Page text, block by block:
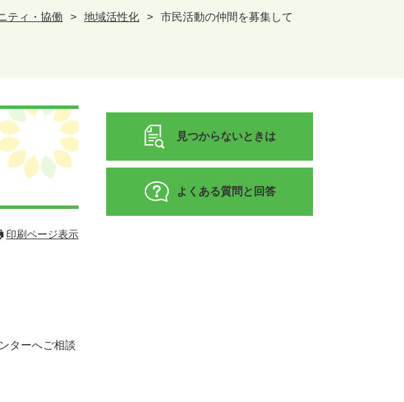
ティ・協働 > 地域活性化 >
市民活動の仲間を募集して
印刷ページ表示
ターへご相談
見つからないときは
よくある質問と回答